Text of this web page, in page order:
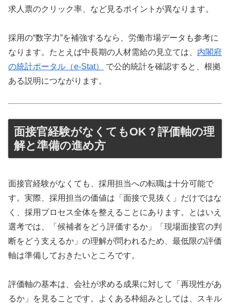
求人票のクリック率、など見るポイントが異なります。
採用の“数字力”を補強するなら、労働市場データも参考に
なります。たとえば中長期の人材需給の見立ては、 内閣府
の統計ポータル（e-Stat）
で公的統計を確認すると、根拠
ある説明につながります。
面接官経験がなくてもOK？評価軸の理
解と準備の進め方
面接官経験がなくても、採用担当への転職は十分可能で
す。実際、採用担当の価値は「面接で見抜く」だけではな
く、採用プロセス全体を整えることにあります。とはいえ
選考では、「候補者をどう評価するか」「現場面接官の判
断をどう支えるか」の理解が問われるため、最低限の評価
軸は準備しておきたいところです。
評価軸の基本は、会社が求める成果に対して「再現性があ
るか」を見ることです。よくある枠組みとしては、スキル